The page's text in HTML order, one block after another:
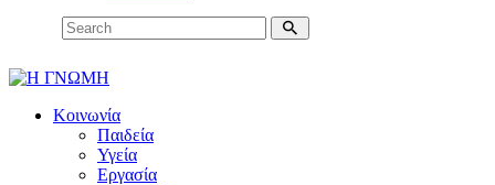
Κοινωνία
Παιδεία
Υγεία
Εργασία